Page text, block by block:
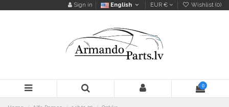
Sign in English EUR € Wishlist (0)
0